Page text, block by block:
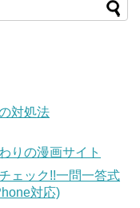
対処法
りの漫画サイト
ェック!!一問一答式
対応)